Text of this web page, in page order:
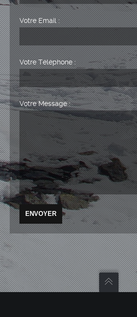
Votre Email :
Votre Téléphone :
Votre Message :